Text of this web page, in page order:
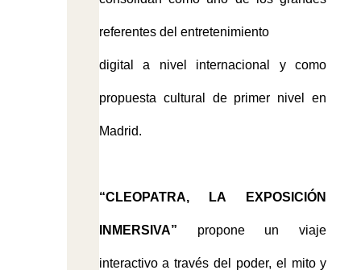
referentes del entretenimiento
digital a nivel internacional y como
propuesta cultural de primer nivel en
Madrid.
“CLEOPATRA, LA EXPOSICIÓN
INMERSIVA” propone un viaje
interactivo a través del poder, el mito y